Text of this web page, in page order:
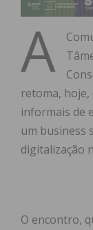
A
retoma, hoje,
informais de
um business
digitalização
O encontro,